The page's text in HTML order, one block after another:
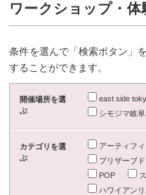
ワークショップ・
条件を選んで「検索ボタン」
することができます。
開催場所を選
ぶ
east side
シモジマ岐
カテゴリを選
ぶ
アーティフ
プリザーブ
POP
ハワイアン